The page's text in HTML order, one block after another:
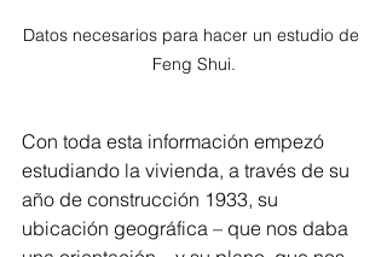
Datos necesarios para hacer un estudio de
Feng Shui.
Con toda esta información empezó
estudiando la vivienda, a través de su
año de construcción 1933, su
ubicación geográfica – que nos daba